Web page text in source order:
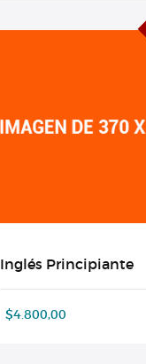
Inglés Principiante
$4.800,00